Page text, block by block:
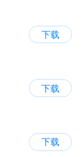
下载
下载
下载